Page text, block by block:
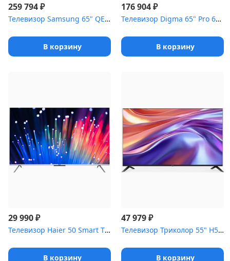
259 794₽
Телевизор Samsung 65" QE65S90FAEXRU черный графит
В корзину
176 904₽
Телевизор Digma 65" Pro 65M черный/серебристый OLED UHD 120H...
В корзину
29 990₽
Телевизор Haier 50 Smart TV S3
В корзину
47 979₽
Телевизор Триколор 55" H55U5500SA черный
В корзину